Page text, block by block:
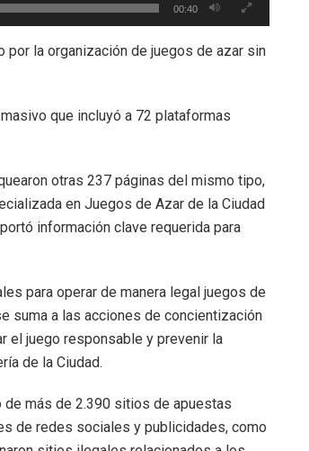
00:40
por la organización de juegos de azar sin
que incluyó a 72 plataformas
otras 237 páginas del mismo tipo,
en Juegos de Azar de la Ciudad
información clave requerida para
para operar de manera legal juegos de
suma a las acciones de concientización
el juego responsable y prevenir la
de la Ciudad.
de más de 2.390 sitios de apuestas
de redes sociales y publicidades, como